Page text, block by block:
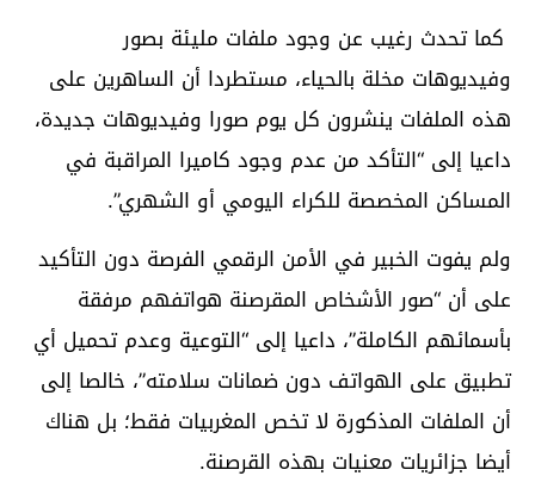
كما تحدث رغيب عن وجود ملفات مليئة بصور
وفيديوهات مخلة بالحياء، مستطردا أن الساهرين على
هذه الملفات ينشرون كل يوم صورا وفيديوهات جديدة،
داعيا إلى “التأكد من عدم وجود كاميرا المراقبة في
المساكن المخصصة للكراء اليومي أو الشهري”.
ولم يفوت الخبير في الأمن الرقمي الفرصة دون التأكيد
على أن “صور الأشخاص المقرصنة هواتفهم مرفقة
بأسمائهم الكاملة”، داعيا إلى “التوعية وعدم تحميل أي
تطبيق على الهواتف دون ضمانات سلامته”، خالصا إلى
أن الملفات المذكورة لا تخص المغربيات فقط؛ بل هناك
أيضا جزائريات معنيات بهذه القرصنة.